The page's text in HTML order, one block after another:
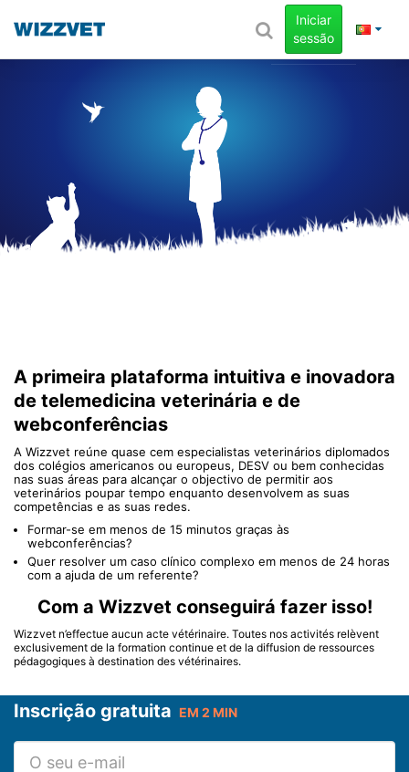
Iniciar
sessão
A primeira plataforma intuitiva e inovadora
de telemedicina veterinária e de
webconferências
A Wizzvet reúne quase cem especialistas veterinários diplomados
dos colégios americanos ou europeus, DESV ou bem conhecidas
nas suas áreas para alcançar o objectivo de permitir aos
veterinários poupar tempo enquanto desenvolvem as suas
competências e as suas redes.
Formar-se em menos de 15 minutos graças às
webconferências?
Quer resolver um caso clínico complexo em menos de 24 horas
com a ajuda de um referente?
Com a Wizzvet conseguirá fazer isso!
Wizzvet n’effectue aucun acte vétérinaire. Toutes nos activités relèvent
exclusivement de la formation continue et de la diffusion de ressources
pédagogiques à destination des vétérinaires.
Inscrição gratuita EM 2 MIN